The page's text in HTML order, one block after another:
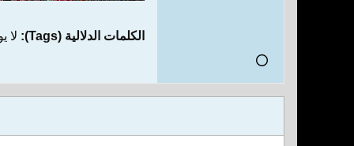
الكلمات الدلالية (Tags): لا